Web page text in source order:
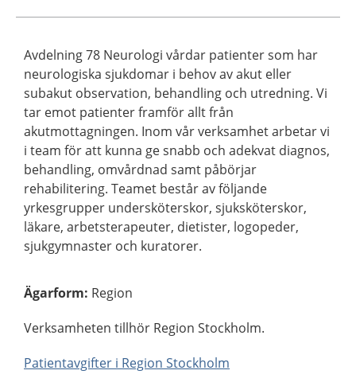
Avdelning 78 Neurologi vårdar patienter som har
neurologiska sjukdomar i behov av akut eller
subakut observation, behandling och utredning. Vi
tar emot patienter framför allt från
akutmottagningen. Inom vår verksamhet arbetar vi
i team för att kunna ge snabb och adekvat diagnos,
behandling, omvårdnad samt påbörjar
rehabilitering. Teamet består av följande
yrkesgrupper undersköterskor, sjuksköterskor,
läkare, arbetsterapeuter, dietister, logopeder,
sjukgymnaster och kuratorer.
Ägarform: Region
Verksamheten tillhör Region Stockholm.
Patientavgifter i Region Stockholm